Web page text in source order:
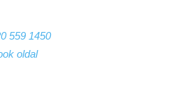
559 1450
oldal